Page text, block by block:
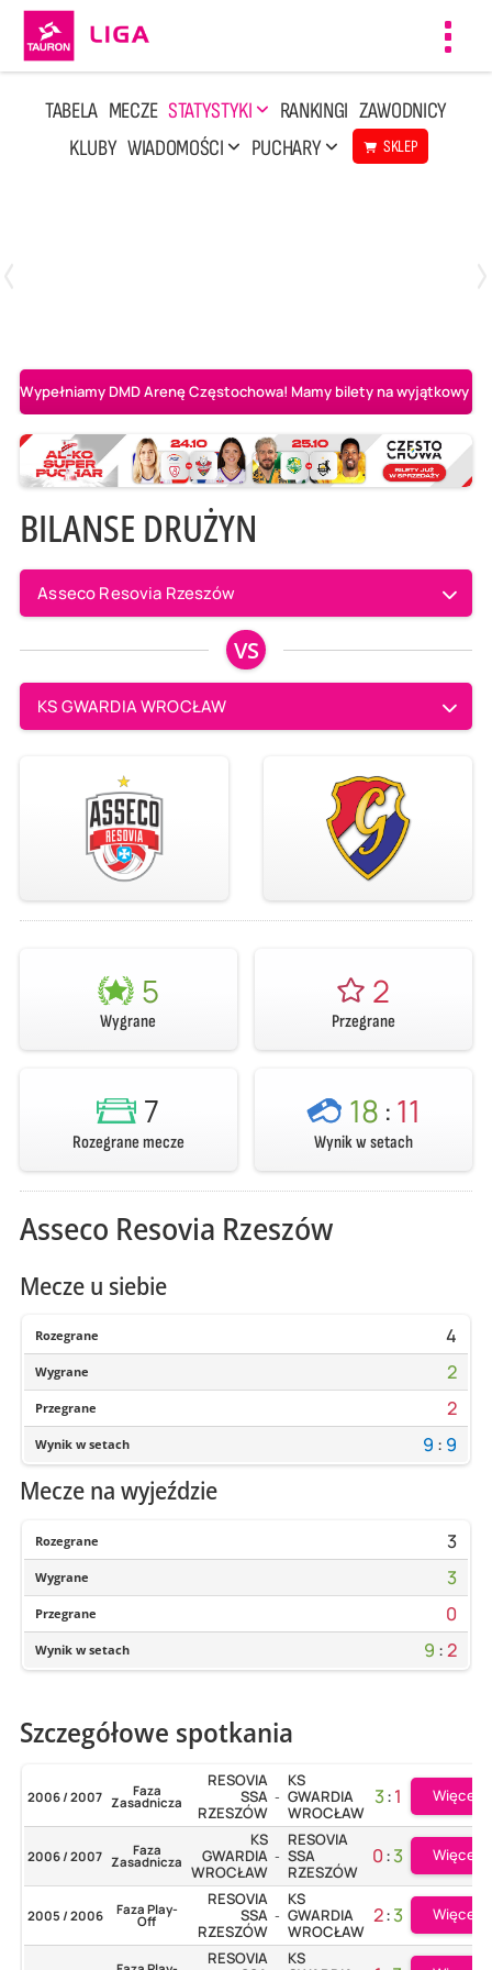
TABELA MECZE STATYSTYKI RANKINGI ZAWODNICY
KLUBY WIADOMOŚCI PUCHARY SKLEP
Wypełniamy DMD Arenę Częstochowa! Mamy bilety na wyjątkowy
BILANSE DRUŻYN
Asseco Resovia Rzeszów
VS
KS GWARDIA WROCŁAW
5
Wygrane
2
Przegrane
7
Rozegrane mecze
18 :11
Wynik w setach
Asseco Resovia Rzeszów
Mecze u siebie
Rozegrane 4
Wygrane 2
Przegrane 2
Wynik w setach 9 : 9
Mecze na wyjeździe
Rozegrane 3
Wygrane 3
Przegrane 0
Wynik w setach 9 :2
Szczegółowe spotkania
2006 / 2007 Faza
Zasadnicza
RESOVIA
SSA
RZESZÓW
-
KS
GWARDIA
WROCŁAW
3:1 Więcej
2006 / 2007 Faza
Zasadnicza
KS
GWARDIA
WROCŁAW
-
RESOVIA
SSA
RZESZÓW
0:3 Więcej
2005 / 2006 Faza Play-
Off
RESOVIA
SSA
RZESZÓW
-
KS
GWARDIA
WROCŁAW
2:3 Więcej
RESOVIA
KS